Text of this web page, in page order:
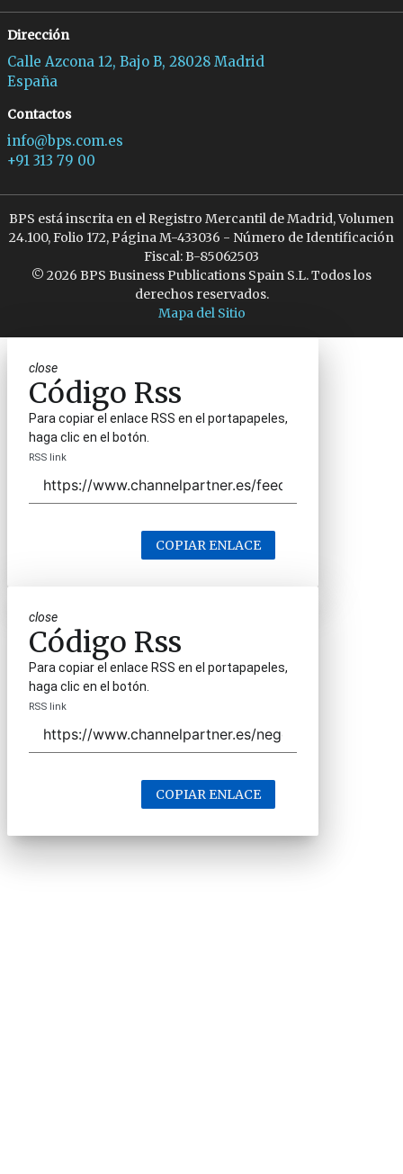
Dirección
Calle Azcona 12, Bajo B, 28028 Madrid
España
Contactos
info@bps.com.es
+91 313 79 00
BPS está inscrita en el Registro Mercantil de Madrid, Volumen
24.100, Folio 172, Página M-433036 - Número de Identificación
Fiscal: B-85062503
© 2026 BPS Business Publications Spain S.L. Todos los
derechos reservados.
Mapa del Sitio
close
Código Rss
Para copiar el enlace RSS en el portapapeles,
haga clic en el botón.
RSS link
COPIAR ENLACE
close
Código Rss
Para copiar el enlace RSS en el portapapeles,
haga clic en el botón.
RSS link
COPIAR ENLACE